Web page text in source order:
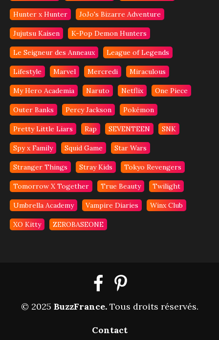
Hunter x Hunter JoJo's Bizarre Adventure
Jujutsu Kaisen K-Pop Demon Hunters
Le Seigneur des Anneaux League of Legends
Lifestyle Marvel Mercredi Miraculous
My Hero Academia Naruto Netflix One Piece
Outer Banks Percy Jackson Pokémon
Pretty Little Liars Rap SEVENTEEN SNK
Spy x Family Squid Game Star Wars
Stranger Things Stray Kids Tokyo Revengers
Tomorrow X Together True Beauty Twilight
Umbrella Academy Vampire Diaries Winx Club
XO Kitty ZEROBASEONE
© 2025 BuzzFrance.Tous droits réservés.
Contact